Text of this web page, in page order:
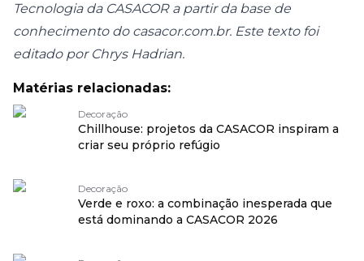
Tecnologia da CASACOR a partir da base de
conhecimento do casacor.com.br. Este texto foi
editado por Chrys Hadrian.
Matérias relacionadas:
Decoração
Chillhouse: projetos da CASACOR inspiram a
criar seu próprio refúgio
Decoração
Verde e roxo: a combinação inesperada que
está dominando a CASACOR 2026